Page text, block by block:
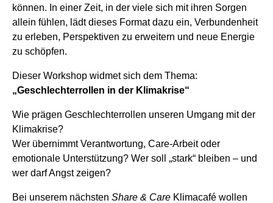
können. In einer Zeit, in der viele sich mit ihren Sorgen
allein fühlen, lädt dieses Format dazu ein, Verbundenheit
zu erleben, Perspektiven zu erweitern und neue Energie
zu schöpfen.
Dieser Workshop widmet sich dem Thema:
„Geschlechterrollen in der Klimakrise“
Wie prägen Geschlechterrollen unseren Umgang mit der
Klimakrise?
Wer übernimmt Verantwortung, Care-Arbeit oder
emotionale Unterstützung? Wer soll „stark“ bleiben – und
wer darf Angst zeigen?
Bei unserem nächsten Share & Care Klimacafé wollen